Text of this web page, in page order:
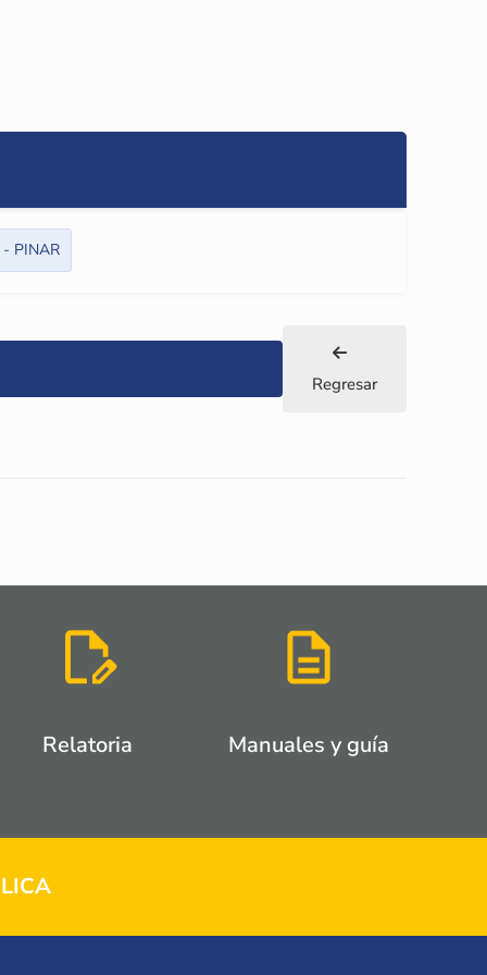
PINAR
Regresar
Relatoria Manuales y guía